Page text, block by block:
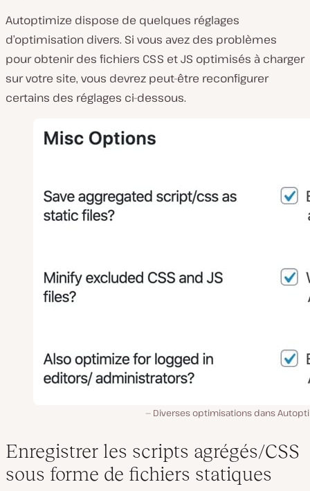
Autoptimize dispose de quelques réglages
d’optimisation divers. Si vous avez des problèmes
pour obtenir des fichiers CSS et JS optimisés à charger
sur votre site, vous devrez peut-être reconfigurer
certains des réglages ci-dessous.
Diverses optimisations dans
Enregistrer les scripts agrégés/CSS
sous forme de fichiers statiques